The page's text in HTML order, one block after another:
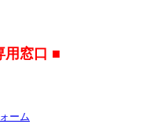
用窓口 ■
ーム